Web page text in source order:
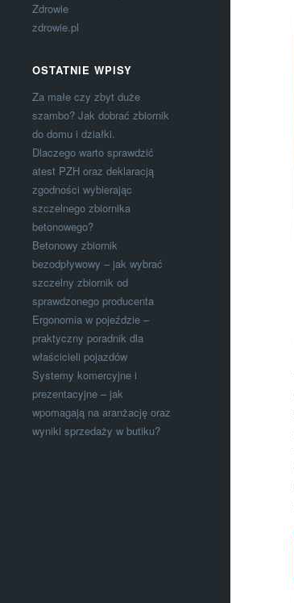
Zdrowie
zdrowie.pl
OSTATNIE WPISY
Za małe czy zbyt duże
szambo? Jak dobrać zbiornik
do domu i działki.
Dlaczego warto sprawdzić
atest PZH oraz deklaracją
zgodności wybierając
szczelnego zbiornika
betonowego?
Betonowy zbiornik
bezodpływowy – jak wybrać
szczelny zbiornik od
sprawdzonego producenta
Ergonomia w pojeździe –
praktyczny poradnik dla
właścicieli pojazdów
Systemy komercyjne i
prezentacyjne – jak
wpomagają na aranżację oraz
wyniki sprzedaży w butiku?